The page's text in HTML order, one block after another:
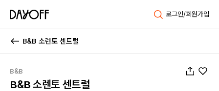
로그인/회원가입
B&B 소렌토 센트럴
B&B
B&B 소렌토 센트럴